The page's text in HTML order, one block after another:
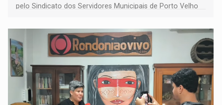
pelo Sindicato dos Servidores Municipais de Porto Velho